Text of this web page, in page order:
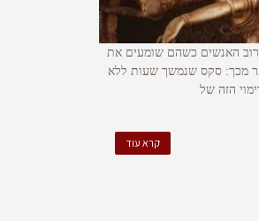
רוב האנשים כשהם שומעים את
מכך: סקס שנמשך שעות ללא
הזה של
קרא עוד